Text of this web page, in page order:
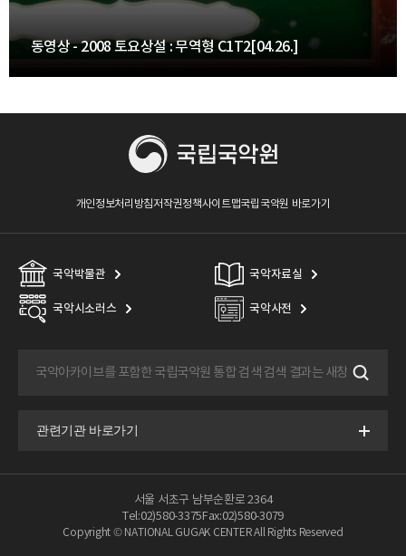
동영상 - 2008 토요상설 : 무역형 C1T2[04.26.]
개인정보처리방침저작권정책사이트맵국립국악원 바로가기
국악박물관 국악자료실
국악시소러스 국악사전
서울 서초구 남부순환로 2364
Tel:02)580-3375Fax:02)580-3079
Copyright © NATIONAL GUGAK CENTER All Rights Reserved